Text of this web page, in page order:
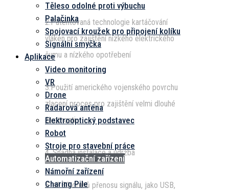
Těleso odolné proti výbuchu
Palačinka
Spojovací kroužek pro připojení kolíku
Signální smyčka
Aplikace
Video monitoring
VR
Drone
Radarová anténa
Elektrooptický podstavec
Robot
Stroje pro stavební práce
Automatizační zařízení
Námořní zařízení
Charing Pile
2.Patentovaná technologie kartáčování
vláken pro zajištění nízkého elektrického
šumu a nízkého opotřebení
3.Použití amerického vojenského povrchu
zlacení proces pro zajištění velmi dlouhé
životnosti
4. Snadná instalace a údržba
5. až 30 druhů přenosu signálu, jako USB,